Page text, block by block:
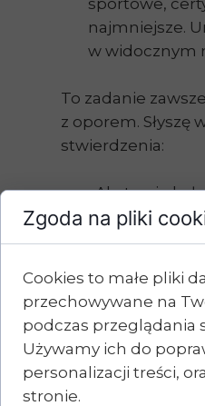
sportowe,
najmniejsze.
w widocznym
To zadanie
z oporem. Słyszę
stwierdzenia:
„Ale to nie
studiach
przedmiot.”
która cieszy się
„Tak nie
Moc
wzmocnienia
Zgoda na pliki
Cookies to małe pliki
przechowywane na
podczas przeglądania
Używamy ich do
personalizacji treści,
stronie.